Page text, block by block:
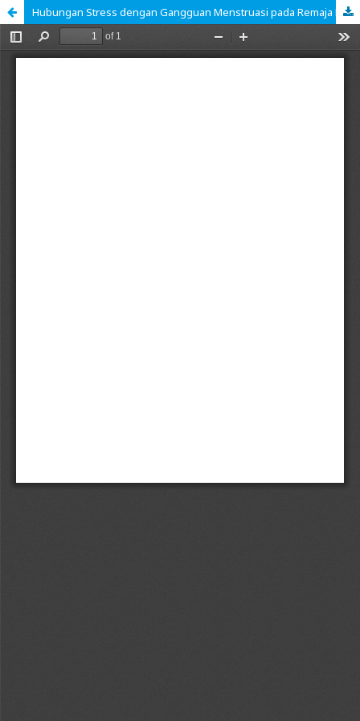
Hubungan Stress dengan Gangguan Menstruasi pada Remaja Putri